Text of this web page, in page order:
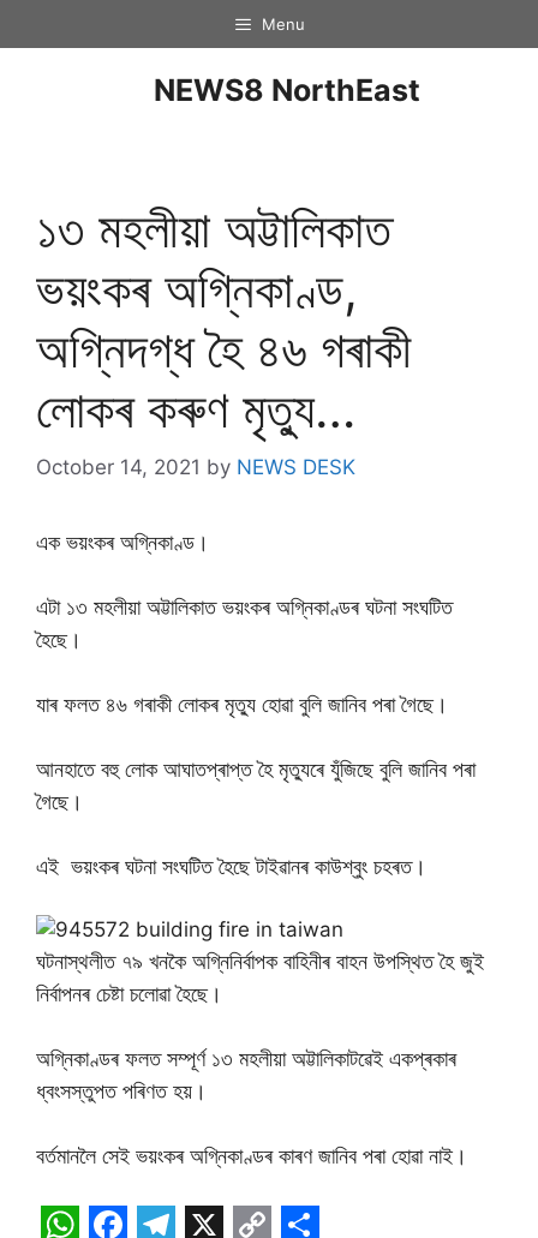
Menu
NEWS8 NorthEast
১৩ মহলীয়া অট্টালিকাত
ভয়ংকৰ অগ্নিকাণ্ড,
অগ্নিদগ্ধ হৈ ৪৬ গৰাকী
লোকৰ কৰুণ মৃত্যু…
October 14, 2021 by NEWS DESK
এক ভয়ংকৰ অগ্নিকাণ্ড।
এটা ১৩ মহলীয়া অট্টালিকাত ভয়ংকৰ অগ্নিকাণ্ডৰ ঘটনা সংঘটিত
হৈছে।
যাৰ ফলত ৪৬ গৰাকী লোকৰ মৃত্যু হোৱা বুলি জানিব পৰা গৈছে।
আনহাতে বহু লোক আঘাতপ্ৰাপ্ত হৈ মৃত্যুৰে যুঁজিছে বুলি জানিব পৰা
গৈছে।
এই ভয়ংকৰ ঘটনা সংঘটিত হৈছে টাইৱানৰ কাউশ্বুং চহৰত।
ঘটনাস্থলীত ৭৯ খনকৈ অগ্নিনিৰ্বাপক বাহিনীৰ বাহন উপস্থিত হৈ জুই
নিৰ্বাপনৰ চেষ্টা চলোৱা হৈছে।
অগ্নিকাণ্ডৰ ফলত সম্পূৰ্ণ ১৩ মহলীয়া অট্টালিকাটৱেই একপ্ৰকাৰ
ধ্বংসস্তুপত পৰিণত হয়।
বৰ্তমানলৈ সেই ভয়ংকৰ অগ্নিকাণ্ডৰ কাৰণ জানিব পৰা হোৱা নাই।